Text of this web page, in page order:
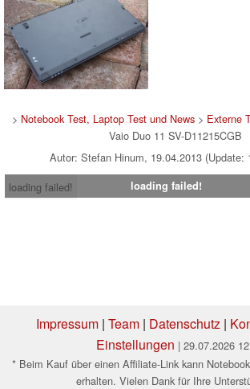
> Notebook Test, Laptop Test und News> Externe
Vaio Duo 11 SV-D11215CGB
Autor: Stefan Hinum, 19.04.2013 (Update:
loading failed!
loading failed!
Impressum| Team| Datenschutz|
Einstellungen | 29.07.2026
* Beim Kauf über einen Affiliate-Link kann
erhalten. Vielen Dank für Ihre